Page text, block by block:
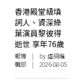
香港殿堂級填
詞人、資深綠
葉演員黎彼得
逝世 享年76歲
報導 | by 虛詞編
輯部 | 2026-08-05